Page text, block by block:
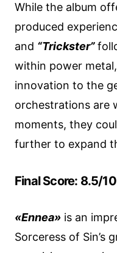
While the album
produced
and “Trickster”
within power
innovation to the
orchestrations are
moments, they
further to expand
Final Score: 8.5/10
«Ennea» is an
Sorceress of Sin’s